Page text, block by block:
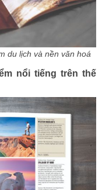
du lịch và nền văn hoá
nổi tiếng trên thế